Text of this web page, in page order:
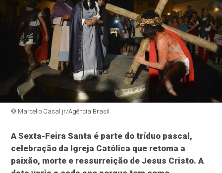
© Marcello Casal jr/Agência Brasil
A Sexta-Feira Santa é parte do tríduo pascal,
celebração da Igreja Católica que retoma a
paixão, morte e ressurreição de Jesus Cristo. A